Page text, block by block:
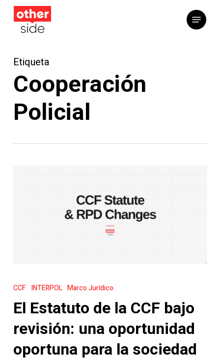
Saltar
contenido
Menú
Etiqueta
Cooperación
Policial
Estatuto
la
CCF
revisión:
CCF INTERPOL Marco Jurídico
El Estatuto de la CCF bajo
revisión: una oportunidad
oportuna para la sociedad